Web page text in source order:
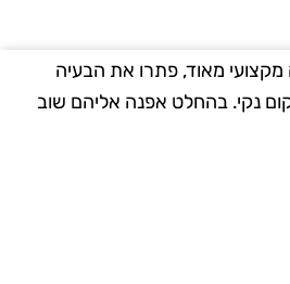
מאוד, פתרו את הבעיה
נקי. בהחלט אפנה אליהם שוב